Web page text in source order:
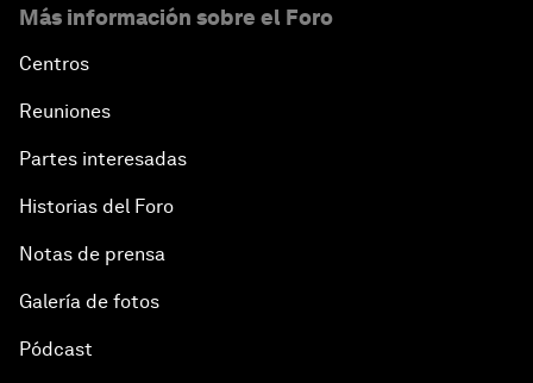
Más información sobre el Foro
Centros
Reuniones
Partes interesadas
Historias del Foro
Notas de prensa
Galería de fotos
Pódcast